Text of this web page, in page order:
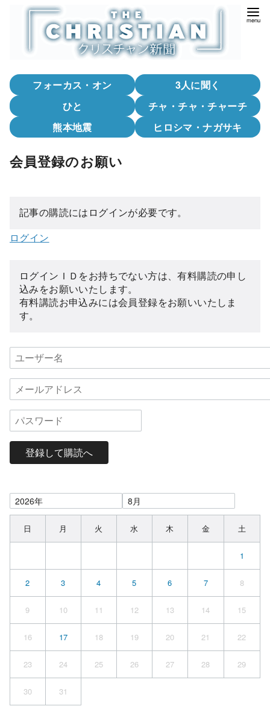
フォーカス・オン
3人に聞く
ひと
チャ・チャ・チャーチ
熊本地震
ヒロシマ・ナガサキ
会員登録のお願い
記事の購読にはログインが必要です。
ログイン
ログインＩＤをお持ちでない方は、有料購読の申し
込みをお願いいたします。
有料講読お申込みには会員登録をお願いいたしま
す。
登録して購読へ
日 月 火 水 木 金 土
1
2 3 4 5 6 7 8
9 10 11 12 13 14 15
16 17 18 19 20 21 22
23 24 25 26 27 28 29
30 31